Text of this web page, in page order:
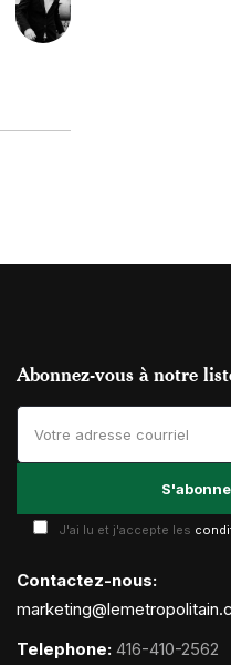
Abonnez-vous à notre
J'ai lu et j'accepte les
Contactez-nous:
Telephone: 416-410-2562